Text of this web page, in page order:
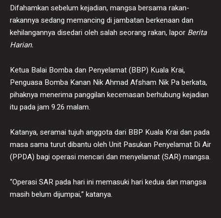
Difahamkan sebelum kejadian, mangsa bersama rakan-
rakannya sedang memancing di jambatan berkenaan dan
kehilangannya disedari oleh salah seorang rakan, lapor Berita
Harian.
Ketua Balai Bomba dan Penyelamat (BBP) Kuala Krai,
Penguasa Bomba Kanan Nik Ahmad Afsham Nik Pa berkata,
pihaknya menerima panggilan kecemasan berhubung kejadian
itu pada jam 9.26 malam.
Katanya, seramai tujuh anggota dari BBP Kuala Krai dan pada
masa sama turut dibantu oleh Unit Pasukan Penyelamat Di Air
(PPDA) bagi operasi mencari dan menyelamat (SAR) mangsa.
“Operasi SAR pada hari ini memasuki hari kedua dan mangsa
masih belum dijumpai,” katanya.